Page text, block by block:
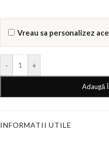
Vreau sa personalizez
- +
Adaugă
INFORMATII UTILE